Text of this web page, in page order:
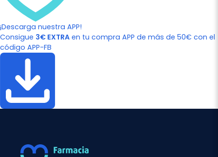
¡Descarga nuestra APP!
Consigue 3€ EXTRA en tu compra APP de más de 50€ con el
código APP-FB